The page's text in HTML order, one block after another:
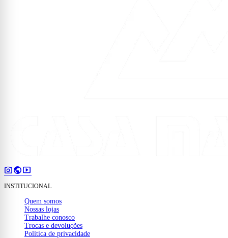
photo_camerapublicsmart_display
INSTITUCIONAL
Quem somos
Nossas lojas
Trabalhe conosco
Trocas e devoluções
Política de privacidade